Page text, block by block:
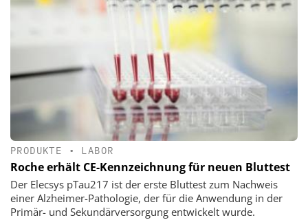
PRODUKTE • LABOR
Roche erhält CE-Kennzeichnung für neuen Bluttest
Der Elecsys pTau217 ist der erste Bluttest zum Nachweis
einer Alzheimer-Pathologie, der für die Anwendung in der
Primär- und Sekundärversorgung entwickelt wurde.